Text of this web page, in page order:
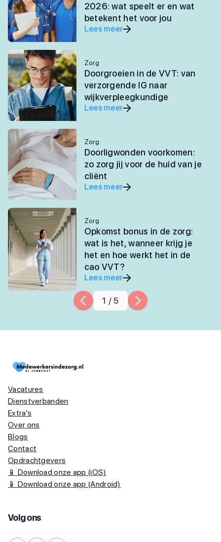
2026: wat speelt er en wat
betekent het voor jou
Lees meer
Zorg
Doorgroeien in de VVT: van
verzorgende IG naar
wijkverpleegkundige
Lees meer
Zorg
Doorligwonden voorkomen:
zo zorg jij voor de huid van je
cliënt
Lees meer
Zorg
Opkomst bonus in de zorg:
wat is het, wanneer krijg je
het en hoe werkt het in de
cao VVT?
Lees meer
1 / 5
Vacatures
Dienstverbanden
Extra's
Over ons
Blogs
Contact
Opdrachtgevers
📱 Download onze app (iOS)
📱 Download onze app (Android)
Volg ons